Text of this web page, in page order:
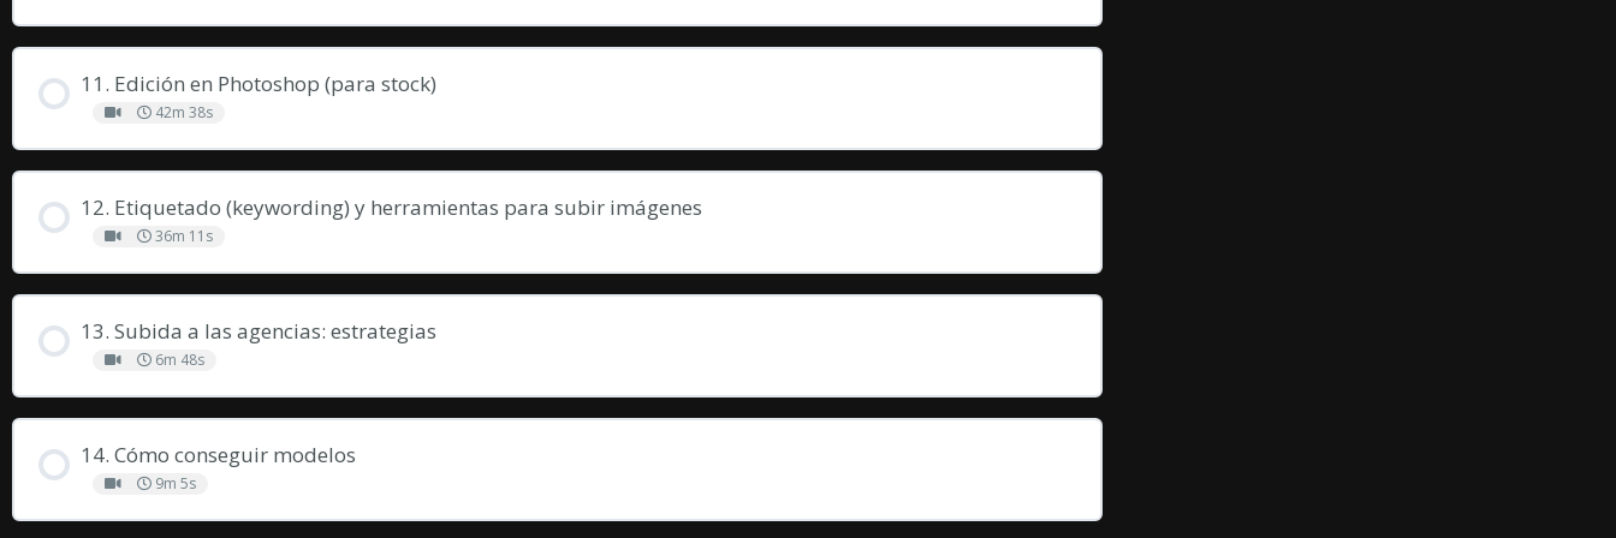
11. Edición en Photoshop (para stock)
42m 38s
12. Etiquetado (keywording) y herramientas para subir imágenes
36m 11s
13. Subida a las agencias: estrategias
6m 48s
14. Cómo conseguir modelos
9m 5s